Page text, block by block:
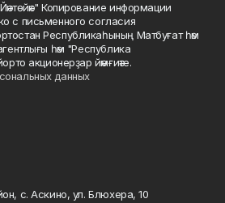
Копирование информации
с письменного согласия
Республикаһының Матбуғат һәм
һәм "Республика
акционерҙар йәмғиәте.
данных
с. Аскино, ул. Блюхера, 10